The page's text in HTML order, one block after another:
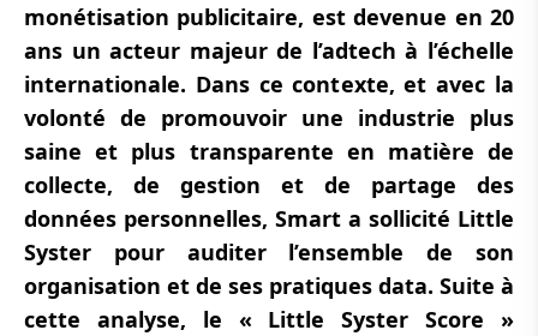
monétisation publicitaire, est devenue en 20
ans un acteur majeur de l’adtech à l’échelle
internationale. Dans ce contexte, et avec la
volonté de promouvoir une industrie plus
saine et plus transparente en matière de
collecte, de gestion et de partage des
données personnelles, Smart a sollicité Little
Syster pour auditer l’ensemble de son
organisation et de ses pratiques data. Suite à
cette analyse, le « Little Syster Score »